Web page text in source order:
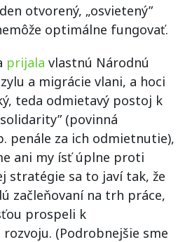
otvorený, „osvietený”
optimálne fungovať.
prijala vlastnú Národnú
a migrácie vlani, a hoci
teda odmietavý postoj k
(povinná
penále za ich odmietnutie),
ani my ísť úplne proti
stratégie sa to javí tak, že
začleňovaní na trh práce,
prospeli k
(Podrobnejšie sme